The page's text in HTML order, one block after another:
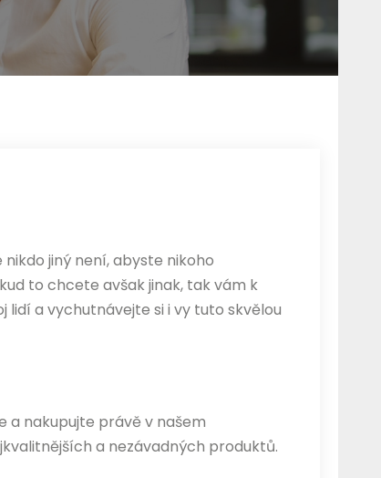
jiný není, abyste nikoho
to chcete avšak jinak, tak vám k
lidí a vychutnávejte si i vy tuto skvělou
a nakupujte právě v našem
a nezávadných produktů.